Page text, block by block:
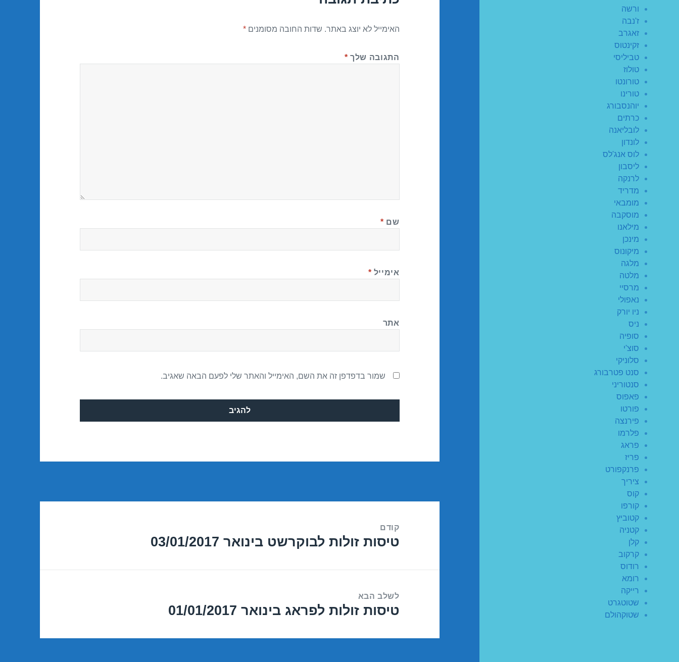
ורשה
ז'נבה
זאגרב
זקינטוס
טביליסי
טולוז
טורונטו
טורינו
יוהנסבורג
כרתים
לובליאנה
לונדון
לוס אנג'לס
ליסבון
לרנקה
מדריד
מומבאי
מוסקבה
מילאנו
מינכן
מיקונוס
מלגה
מלטה
מרסיי
נאפולי
ניו יורק
ניס
סופיה
סוצ'י
סלוניקי
סנט פטרבורג
סנטוריני
פאפוס
פורטו
פירנצה
פלרמו
פראג
פריז
פרנקפורט
ציריך
קוס
קורפו
קטוביץ
קטניה
קלן
קרקוב
רודוס
רומא
רייקה
שטוטגרט
שטוקהולם
האימייל לא יוצג באתר. שדות החובה מסומנים*
התגובה שלך *
שם *
אימייל *
אתר
שמור בדפדפן זה את השם, האימייל והאתר שלי לפעם הבאה שאגיב.
קודם
הפוסט
טיסות זולות לבוקרשט בינואר 03/01/2017
לשלב הבא
הפוסט
טיסות זולות לפראג בינואר 01/01/2017